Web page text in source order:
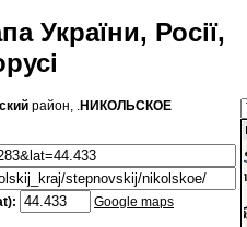
України, Росії,
район, .НИКОЛЬСКОЕ
Google maps